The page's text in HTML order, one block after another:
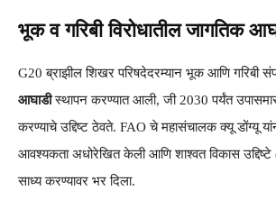
भूक व गरिबी विरोधातील जागतिक
G20 ब्राझील शिखर परिषदेदरम्यान भूक आणि गरिबी
आघाडीस्थापन करण्यात आली, जी 2030 पर्यंत
करण्याचे उद्दिष्ट ठेवते. FAO चे महासंचालक क्यू डोंग्यू
आवश्यकता अधोरेखित केली आणि शाश्वत विकास
साध्य करण्यावर भर दिला.